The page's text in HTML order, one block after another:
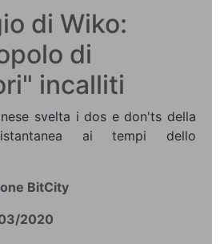
di Wiko:
di
incalliti
svelta i dos e don'ts della
istantanea ai tempi dello
BitCity
2020